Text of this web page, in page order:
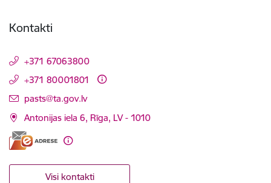
Kontakti
+371 67063800
+371 80001801
E-pasts:
pasts@ta.gov.lv
Antonijas iela 6, Rīga, LV - 1010
Visi kontakti